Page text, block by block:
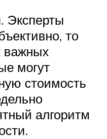
Эксперты
то
важных
могут
стоимость
алгоритм